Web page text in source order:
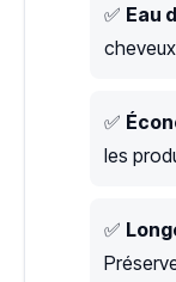
✅ Eau
cheveux
✅
les
✅